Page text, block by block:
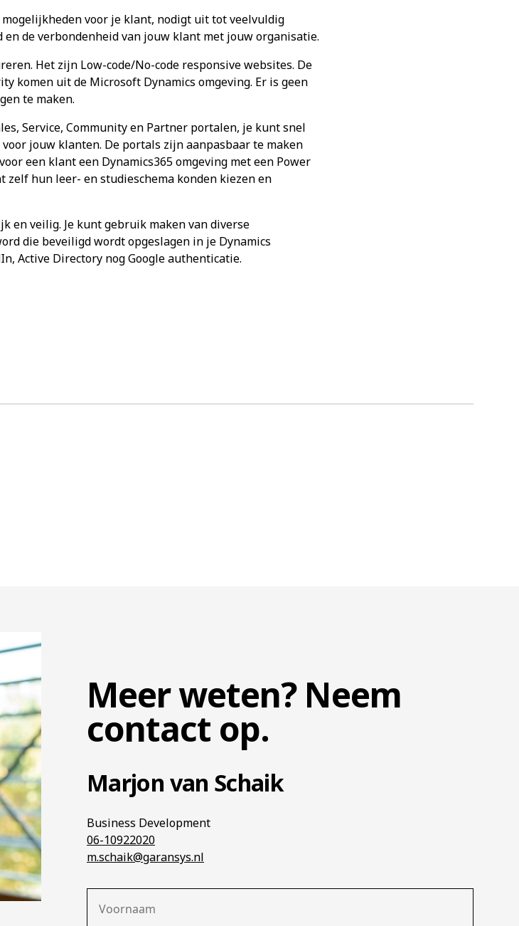
voor je klant, nodigt uit tot veelvuldig
de verbondenheid van jouw klant met jouw organisatie.
Het zijn Low-code/No-code responsive websites. De
komen uit de Microsoft Dynamics omgeving. Er is geen
te maken.
Service, Community en Partner portalen, je kunt snel
jouw klanten. De portals zijn aanpasbaar te maken
een klant een Dynamics365 omgeving met een Power
hun leer- en studieschema konden kiezen en
en veilig. Je kunt gebruik maken van diverse
die beveiligd wordt opgeslagen in je Dynamics
Active Directory nog Google authenticatie.
Meer weten? Neem
contact op.
Marjon van Schaik
Business Development
06-10922020
m.schaik@garansys.nl